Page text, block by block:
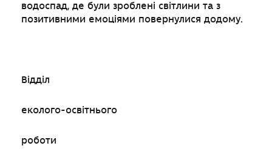
водоспад, де були зроблені світлини та з
позитивними емоціями повернулися додому.
Відділ
еколого-освітнього
роботи